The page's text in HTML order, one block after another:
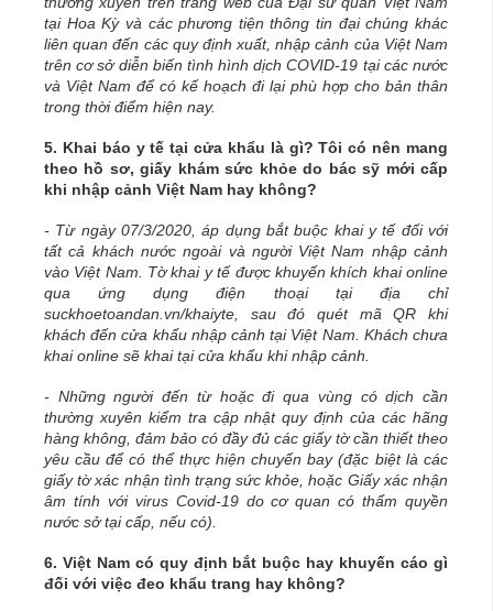
tại Hoa Kỳ và các phương tiện thông tin đại chúng khác
liên quan đến các quy định xuất, nhập cảnh của Việt Nam
trên cơ sở diễn biến tình hình dịch COVID-19 tại các nước
và Việt Nam để có kế hoạch đi lại phù hợp cho bản thân
trong thời điểm hiện nay.
5. Khai báo y tế tại cửa khẩu là gì? Tôi có nên mang
theo hồ sơ, giấy khám sức khỏe do bác sỹ mới cấp
khi nhập cảnh Việt Nam hay không?
- Từ ngày 07/3/2020, áp dụng bắt buộc khai y tế đối với
tất cả khách nước ngoài và người Việt Nam nhập cảnh
vào Việt Nam. Tờ khai y tế được khuyến khích khai online
qua ứng dụng điện thoại tại địa chỉ
suckhoetoandan.vn/khaiyte, sau đó quét mã QR khi
khách đến cửa khẩu nhập cảnh tại Việt Nam. Khách chưa
khai online sẽ khai tại cửa khẩu khi nhập cảnh.
- Những người đến từ hoặc đi qua vùng có dịch cần
thường xuyên kiểm tra cập nhật quy định của các hãng
hàng không, đảm bảo có đầy đủ các giấy tờ cần thiết theo
yêu cầu để có thể thực hiện chuyến bay (đặc biệt là các
giấy tờ xác nhận tình trạng sức khỏe, hoặc Giấy xác nhận
âm tính với virus Covid-19 do cơ quan có thẩm quyền
nước sở tại cấp, nếu có).
6. Việt Nam có quy định bắt buộc hay khuyến cáo gì
đối với việc đeo khẩu trang hay không?